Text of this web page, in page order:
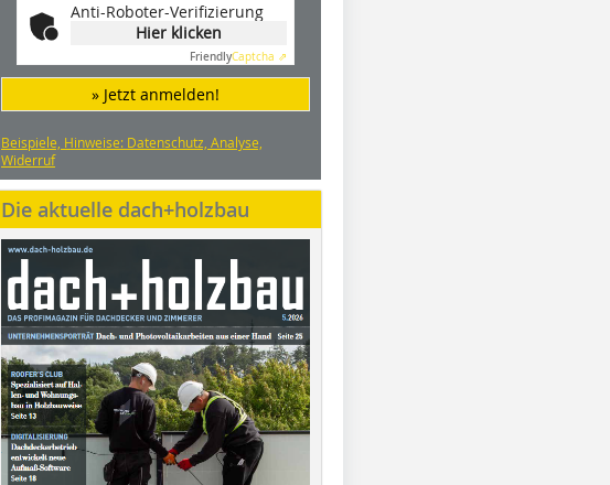
Anti-Roboter-Verifizierung
Hier klicken
FriendlyCaptcha ⇗
» Jetzt anmelden!
Beispiele, Hinweise: Datenschutz, Analyse,
Widerruf
Die aktuelle dach+holzbau